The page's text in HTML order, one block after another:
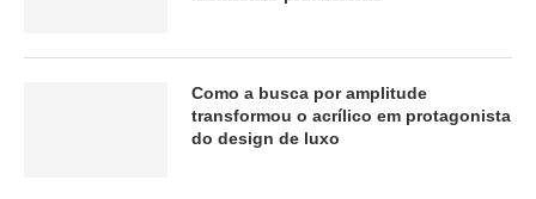
Como a busca por amplitude
transformou o acrílico em protagonista
do design de luxo